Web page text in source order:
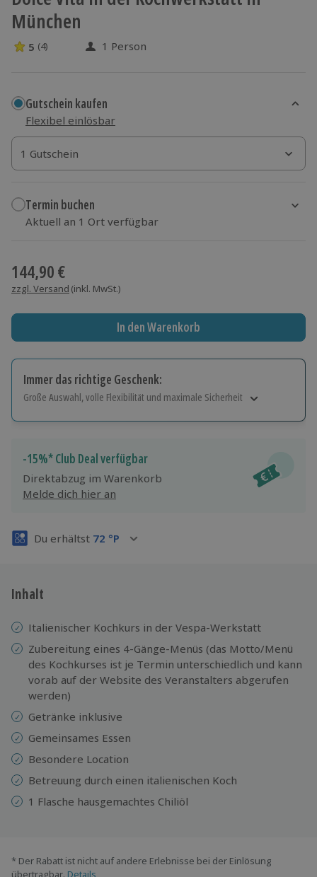
München
5 Sterne von 5 aus 4 Bewertungen
5 (4) 1 Person
Gutschein kaufen
Flexibel einlösbar
1 Gutschein
1 Gutschein
1 Gutschein
Termin buchen
Aktuell an 1 Ort verfügbar
144,90 €
zzgl. Versand (inkl. MwSt.)
In den Warenkorb
Immer das richtige Geschenk:
Große Auswahl, volle Flexibilität und maximale Sicherheit
Jeder Gutschein für alle Erlebnisse einlösbar.
Maximale Sicherheit
3 Jahre gültig & verlängerbar.
-15%* Club Deal verfügbar
Direktabzug im Warenkorb
Melde dich hier an
Du erhältst 72 °P
Inhalt
Italienischer Kochkurs in der Vespa-Werkstatt
Zubereitung eines 4-Gänge-Menüs (das Motto/Menü
des Kochkurses ist je Termin unterschiedlich und kann
vorab auf der Website des Veranstalters abgerufen
werden)
Getränke inklusive
Gemeinsames Essen
Besondere Location
Betreuung durch einen italienischen Koch
1 Flasche hausgemachtes Chiliöl
* Der Rabatt ist nicht auf andere Erlebnisse bei der Einlösung
übertragbar. Details